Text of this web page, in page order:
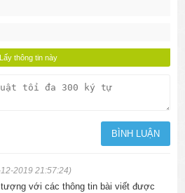
2019 21:57:24)
tượng với các thông tin bài viết được